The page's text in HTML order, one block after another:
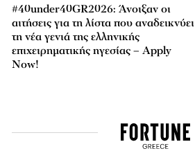
#40under40GR2026: Άνοιξαν οι
αιτήσεις για τη λίστα που αναδεικνύει
τη νέα γενιά της ελληνικής
επιχειρηματικής ηγεσίας – Apply
Now!